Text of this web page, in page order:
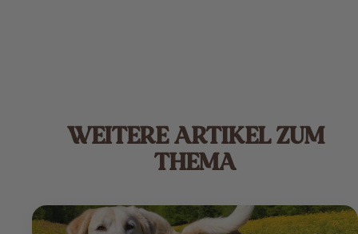
WEITERE ARTIKEL ZUM
THEMA